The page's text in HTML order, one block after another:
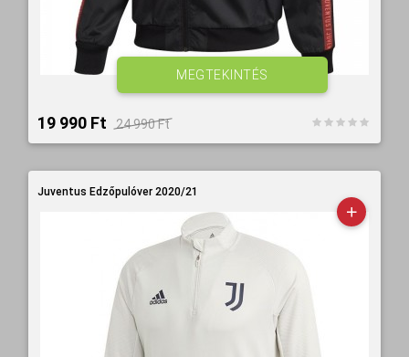
19 990 Ft‎ 24 990 Ft‎
MEGTEKINTÉS
Juventus Edzőpulóver 2020/21